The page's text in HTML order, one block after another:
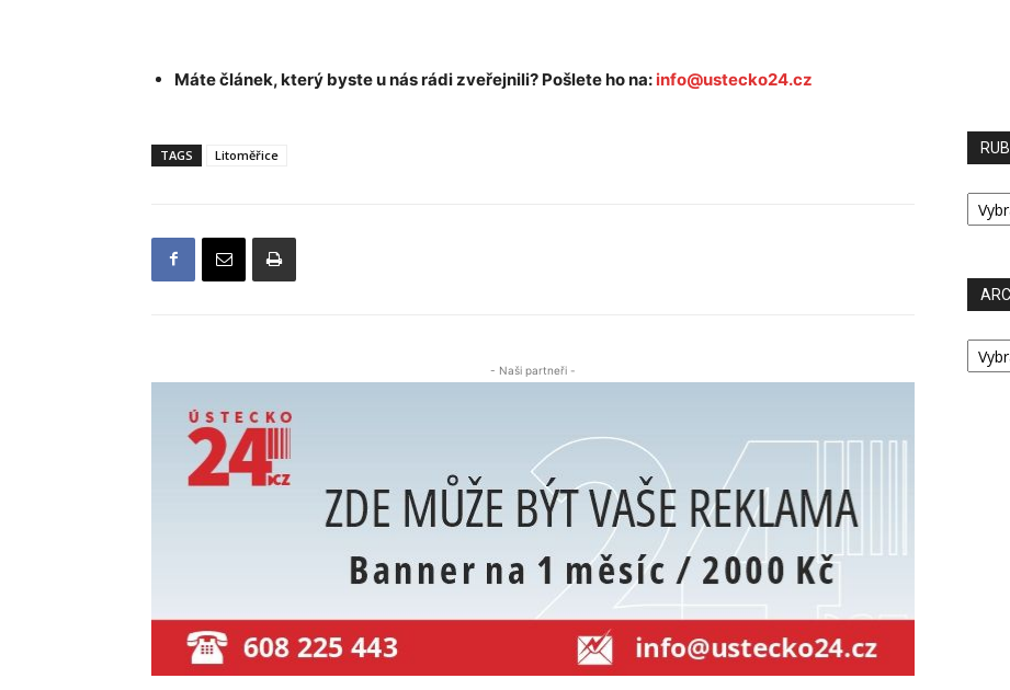
Máte článek, který byste u nás rádi zveřejnili? Pošlete ho na: info@ustecko24.cz
TAGS Litoměřice
- Naši partneři -